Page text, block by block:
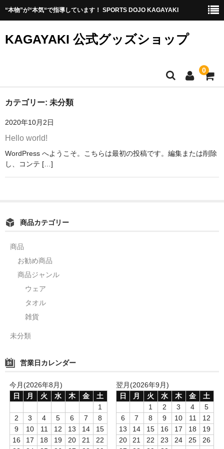
“本物”が“本気“で指導しています！ SPORTS DOJO KAGAYAKI
KAGAYAKI 公式グッズショップ
0
ショップページ TOP
KAGAYAKIページ TOP
カテゴリー: 未分類
2020年10月2日
Hello world!
WordPress へようこそ。こちらは最初の投稿です。編集または削除
し、コンテ […]
商品カテゴリー
商品
お勧め商品
商品ジャンル
ウェア
タオル
雑貨
未分類
営業日カレンダー
今月(2026年8月)
日
月 火 水 木 金
土
1
2
3 4 5 6 7
8
9
10 11 12 13 14
15
16
17 18 19 20 21
22
翌月(2026年9月)
日
月 火 水 木 金
土
1
2 3 4
5
6
7 8 9 10 11
12
13
14 15 16 17 18
19
20
21 22 23 24 25
26